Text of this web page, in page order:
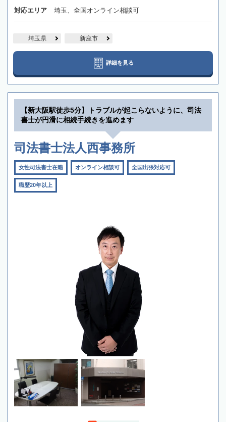
対応エリア 埼玉、全国オンライン相談可
埼玉県 新座市
詳細を見る
【新大阪駅徒歩5分】トラブルが起こらないように、司法
書士が円滑に相続手続きを進めます
司法書士法人西事務所
女性司法書士在籍 オンライン相談可 全国出張対応可
職歴20年以上